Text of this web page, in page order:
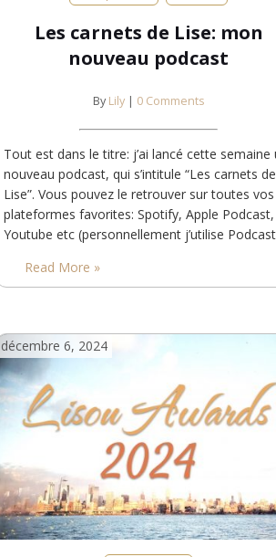
Les carnets de Lise: mon
nouveau podcast
By Lily | 0 Comments
Tout est dans le titre: j’ai lancé cette semaine
nouveau podcast, qui s’intitule “Les carnets de
Lise”. Vous pouvez le retrouver sur toutes vos
plateformes favorites: Spotify, Apple Podcast,
Youtube etc (personnellement j’utilise Podcast
application favorite, mettez-moi un petit
Read More »
décembre 6, 2024